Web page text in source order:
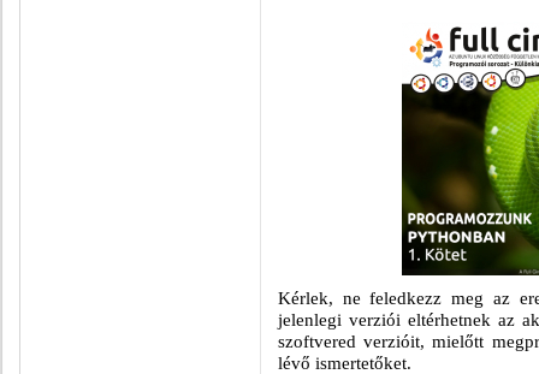
Kérlek, ne feledkezz meg az
jelenlegi verziói eltérhetnek az
szoftvered verzióit, mielőtt
lévő ismertetőket.